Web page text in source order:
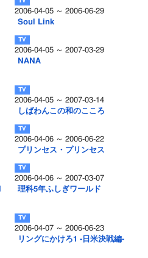
2006-04-05 ～ 2006-06-29
Soul Link
2006-04-05 ～ 2007-03-29
NANA
2006-04-05 ～ 2007-03-14
しばわんこの和のこころ
2006-04-06 ～ 2006-06-22
プリンセス・プリンセス
2006-04-06 ～ 2007-03-07
理科5年ふしぎワールド
2006-04-07 ～ 2006-06-23
リングにかけろ1 -日米決戦編-